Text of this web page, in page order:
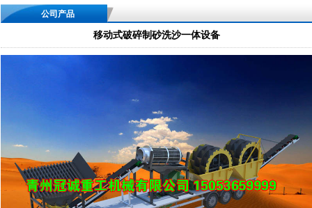
公司产品
移动式破碎制砂洗沙一体设备